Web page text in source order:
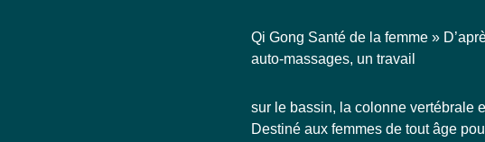
Qi Gong Santé de la femme »
auto-massages, un travail
sur le bassin, la colonne vertébrale
Destiné aux femmes de tout âge